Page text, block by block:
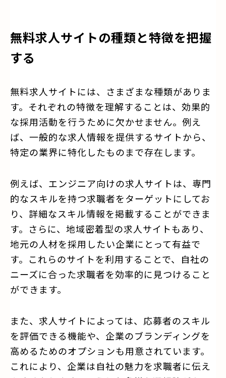
無料求人サイトの種類と特徴を把握
する
無料求人サイトには、さまざまな種類がありま
す。それぞれの特徴を理解することは、効果的
な採用活動を行うために欠かせません。例え
ば、一般的な求人情報を提供するサイトから、
特定の業界に特化したものまで存在します。
例えば、エンジニア向けの求人サイトは、専門
的なスキルを持つ求職者をターゲットにしてお
り、詳細なスキル情報を掲載することができま
す。さらに、地域密着型の求人サイトもあり、
地元の人材を採用したい企業にとって有益で
す。これらのサイトを利用することで、自社の
ニーズに合った求職者を効率的に見つけること
ができます。
また、求人サイトによっては、応募者のスキル
を評価できる機能や、企業のブランディングを
高めるためのオプションも用意されています。
これにより、企業は自社の魅力を求職者に伝え